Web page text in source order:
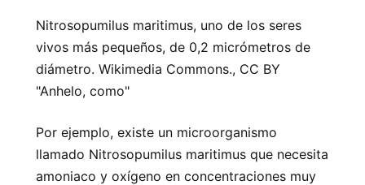
Nitrosopumilus maritimus, uno de los seres
vivos más pequeños, de 0,2 micrómetros de
diámetro. Wikimedia Commons., CC BY
"Anhelo, como"
Por ejemplo, existe un microorganismo
llamado Nitrosopumilus maritimus que necesita
amoniaco y oxígeno en concentraciones muy